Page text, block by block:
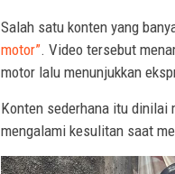
Salah satu konten yang
motor”. Video tersebut
motor lalu menunjukkan
Konten sederhana itu dinilai
mengalami kesulitan saat